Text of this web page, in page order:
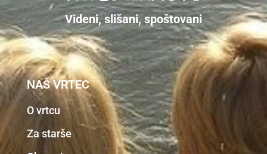
Videni, slišani, spoštovani
NAŠ VRTEC
O vrtcu
Za starše